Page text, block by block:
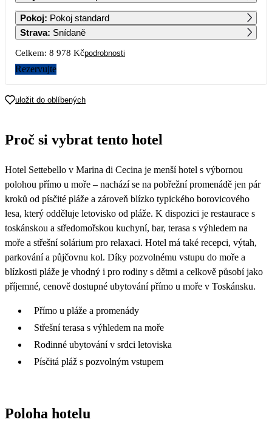
1 2 3 4 5 6
7 8 9 10 11 12 13
4 489 4 489 4 489
21
28 29 30
Pokoj: Pokoj standard
Strava: Snídaně
Celkem: 8 978 Kčpodrobnosti
Rezervujte
uložit do oblíbených
Proč si vybrat tento hotel
Hotel Settebello v Marina di Cecina je menší hotel s výbornou
polohou přímo u moře – nachází se na pobřežní promenádě jen pár
kroků od písčité pláže a zároveň blízko typického borovicového
lesa, který odděluje letovisko od pláže. K dispozici je restaurace s
toskánskou a středomořskou kuchyní, bar, terasa s výhledem na
moře a střešní solárium pro relaxaci. Hotel má také recepci, výtah,
parkování a půjčovnu kol. Díky pozvolnému vstupu do moře a
blízkosti pláže je vhodný i pro rodiny s dětmi a celkově působí jako
příjemné, cenově dostupné ubytování přímo u moře v Toskánsku.
Přímo u pláže a promenády
Střešní terasa s výhledem na moře
Rodinné ubytování v srdci letoviska
Písčitá pláž s pozvolným vstupem
Poloha hotelu